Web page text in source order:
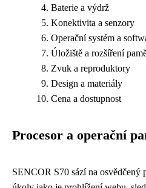
Baterie a výdrž
Konektivita a senzory
Operační systém a
Úložiště a rozšíření
Zvuk a reproduktory
Design a materiály
Cena a dostupnost
Procesor a operační
SENCOR S70 sází na osvědčený